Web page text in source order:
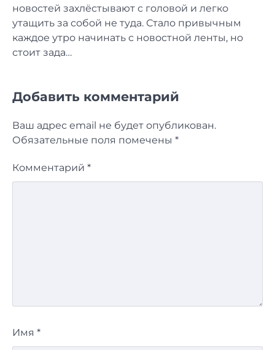
новостей захлёстывают с головой и легко
утащить за собой не туда. Стало привычным
каждое утро начинать с новостной ленты, но
стоит зада…
Добавить комментарий
Ваш адрес email не будет опубликован.
Обязательные поля помечены *
Комментарий *
Имя *